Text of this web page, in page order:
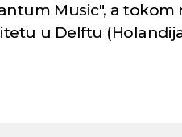
Music", a tokom
u Delftu